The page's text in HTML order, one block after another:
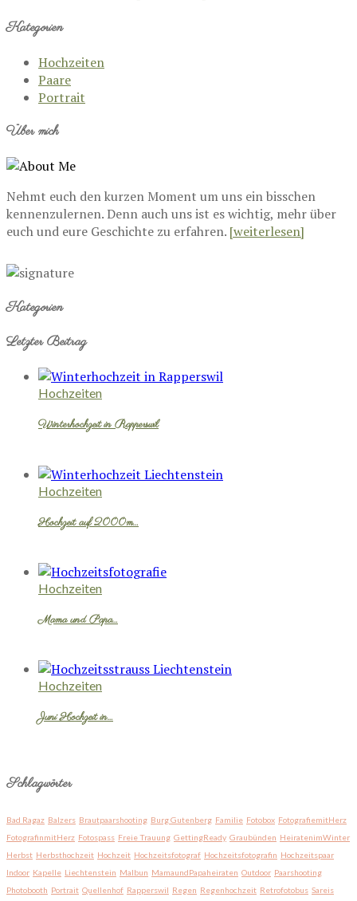
Kategorien
Hochzeiten
Paare
Portrait
Über mich
Nehmt euch den kurzen Moment um uns ein bisschen
kennenzulernen. Denn auch uns ist es wichtig, mehr über
euch und eure Geschichte zu erfahren. [weiterlesen]
Kategorien
Letzter Beitrag
Hochzeiten
Winterhochzeit in Rapperswil
Hochzeiten
Hochzeit auf 2000m…
Hochzeiten
Mama und Papa…
Hochzeiten
Juni Hochzeit in…
Schlagwörter
Bad Ragaz Balzers Brautpaarshooting Burg Gutenberg Familie Fotobox FotografiemitHerz
FotografinmitHerz Fotospass Freie Trauung GettingReady Graubünden HeiratenimWinter
Herbst Herbsthochzeit Hochzeit Hochzeitsfotograf Hochzeitsfotografin Hochzeitspaar
Indoor Kapelle Liechtenstein Malbun MamaundPapaheiraten Outdoor Paarshooting
Photobooth Portrait Quellenhof Rapperswil Regen Regenhochzeit Retrofotobus Sareis